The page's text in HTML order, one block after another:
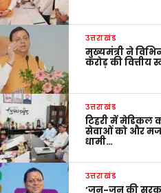
उत्तराखंड
मुख्यमंत्री ने
करोड़ की वित्तीय
उत्तराखंड
टिहरी में मेडिकल
सेवाओं को और
धामी…
उत्तराखंड
‘जन-जन की